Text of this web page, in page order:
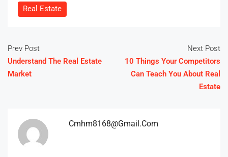
Real Estate
Prev Post
Understand The Real Estate
Market
Next Post
10 Things Your Competitors
Can Teach You About Real
Estate
Cmhm8168@gmail.com